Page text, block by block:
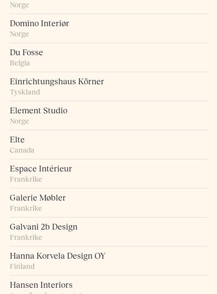
Norge
Domino Interiør
Norge
Du Fosse
Belgia
Einrichtungshaus Körner
Tyskland
Element Studio
Norge
Elte
Canada
Espace Intérieur
Frankrike
Galerie Møbler
Frankrike
Galvani 2b Design
Frankrike
Hanna Korvela Design OY
Finland
Hansen Interiors